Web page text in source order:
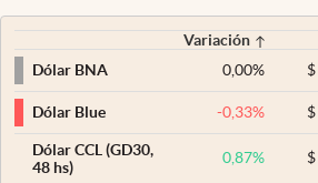
Variación
Dólar BNA
0,00% $
Dólar Blue -0,33% $
Dólar CCL (GD30,
48 hs)
0,87% $